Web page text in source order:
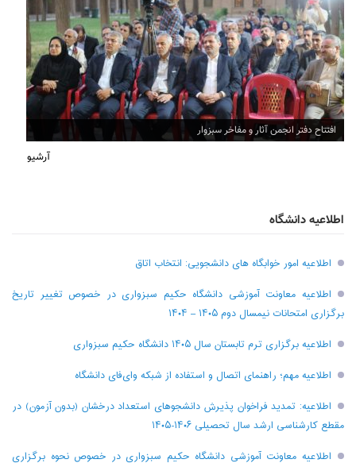
افتتاح دفتر انجمن آثار و مفاخر سبزوار
آرشیو
اطلاعیه دانشگاه
اطلاعیه امور خوابگاه های دانشجویی: انتخاب اتاق
اطلاعیه معاونت آموزشی دانشگاه حکیم سبزواری در خصوص تغییر تاریخ
برگزاری امتحانات نیمسال دوم ۱۴۰۵ – ۱۴۰۴
اطلاعیه برگزاری ترم تابستان سال ۱۴۰۵ دانشگاه حکیم سبزواری
اطلاعیه مهم؛ راهنمای اتصال و استفاده از شبکه وای‌فای دانشگاه
اطلاعیه: تمدید فراخوان پذیرش دانشجو‌های استعداد درخشان (بدون آزمون) در
مقطع کارشناسی ارشد سال تحصیلی ۱۴۰۶-۱۴۰۵
اطلاعیه معاونت آموزشی دانشگاه حکیم سبزواری در خصوص نحوه برگزاری